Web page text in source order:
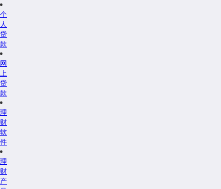
个
人
贷
款
网
上
贷
款
理
财
软
件
理
财
产